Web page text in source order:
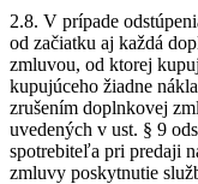
2.8. V prípade
od začiatku aj každá
zmluvou, od ktorej
kupujúceho žiadne
zrušením doplnkovej
uvedených v ust. § 9
spotrebiteľa pri predaji
zmluvy poskytnutie